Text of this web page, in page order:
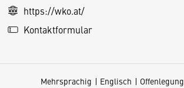
https://wko.at/
Kontaktformular
Mehrsprachig Englisch Offenlegung
S
e